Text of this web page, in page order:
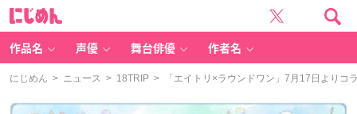
作品名 声優 舞台俳優 作者名
にじめん > ニュース > 18TRIP > 「エイトリ×ラウンドワン」7月17日よりコ